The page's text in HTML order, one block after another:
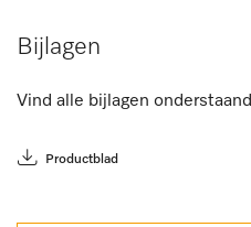
Bijlagen
Vind alle bijlagen onderstaand
Productblad